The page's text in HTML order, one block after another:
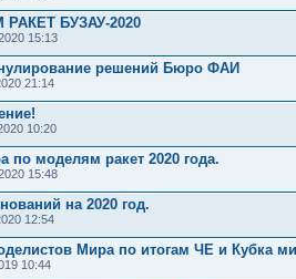
БУЗАУ-2020
15:13
решений Бюро ФАИ
21:14
10:20
по моделям ракет 2020 года.
15:48
на 2020 год.
12:54
Мира по итогам ЧЕ и Кубка
10:44